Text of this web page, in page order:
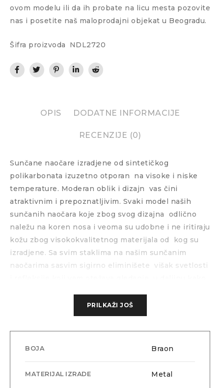
ovom modelu ili da ih probate na licu mesta pozovite
nas i posetite naš maloprodajni objekat u Beogradu.
Šifra proizvoda NDL2720
OPIS DODATNE INFORMACIJE
RECENZIJE (0)
Sunčane naočare izradjene od sintetičkog
polikarbonata izuzetno otporan
na visoke i niske
temperature. Moderan oblik i dizajn
vas čini
atraktivnim i prepoznatljivim. Svaki model naših
sunčanih naočara koje zbog svog dizajna
odlično
naležu na koren nosa i veoma su udobne i ne iritiraju
kožu zbog visokokvalitetnog materijala od
kog su
izradjene. Sa svim staklima na našim sunčanim
naočarima sasvim sigirno eliminišete višak svetlosti
vremenskim uslovima gde nam belina i refleksija od
snega veoma otežava funkcionisanje. Sva stakla
poseduju najviše nivoe zaštite što možete testirati
PRILKAŽI JOŠ
BOJA Braon
MATERIJAL IZRADE Metal